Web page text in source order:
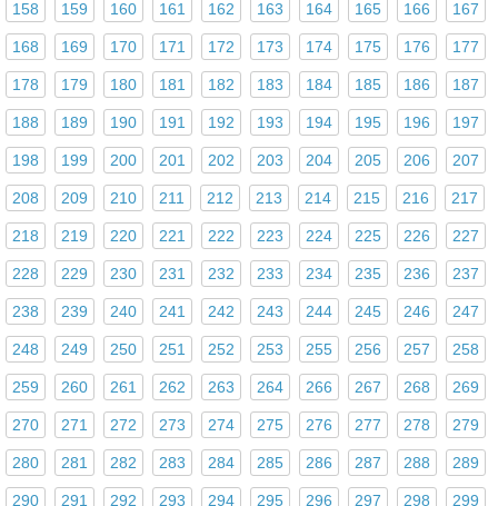
158 159 160 161 162 163 164 165 166 167
168 169 170 171 172 173 174 175 176 177
178 179 180 181 182 183 184 185 186 187
188 189 190 191 192 193 194 195 196 197
198 199 200 201 202 203 204 205 206 207
208 209 210 211 212 213 214 215 216 217
218 219 220 221 222 223 224 225 226 227
228 229 230 231 232 233 234 235 236 237
238 239 240 241 242 243 244 245 246 247
248 249 250 251 252 253 255 256 257 258
259 260 261 262 263 264 266 267 268 269
270 271 272 273 274 275 276 277 278 279
280 281 282 283 284 285 286 287 288 289
290 291 292 293 294 295 296 297 298 299